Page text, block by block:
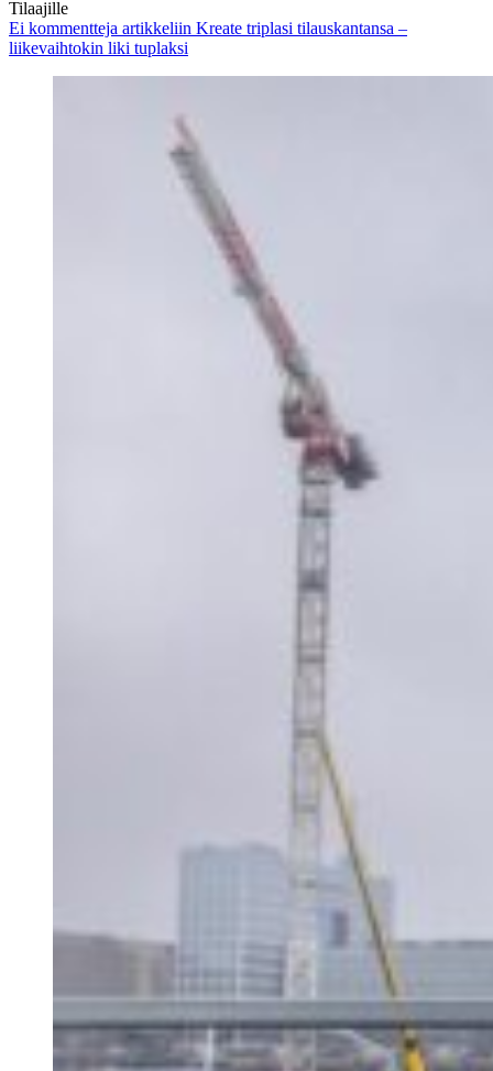
Tilaajille
Ei kommentteja artikkeliin Kreate triplasi tilauskantansa –
liikevaihtokin liki tuplaksi